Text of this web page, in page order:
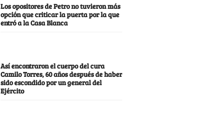
Los opositores de Petro no tuvieron más
opción que criticar la puerta por la que
entró a la Casa Blanca
Así encontraron el cuerpo del cura
Camilo Torres, 60 años después de haber
sido escondido por un general del
Ejército